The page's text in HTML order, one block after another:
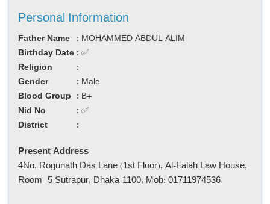
Personal Information
Father Name : MOHAMMED ABDUL ALIM
Birthday Date : ✅
Religion
:
Gender
: Male
Blood Group
: B+
Nid No
: ✅
District
:
Present Address
4No. Rogunath Das Lane (1st Floor), Al-Falah Law House,
Room -5 Sutrapur, Dhaka-1100, Mob: 01711974536